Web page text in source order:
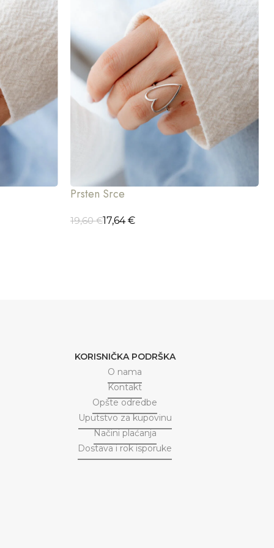
Prsten Srce
19,60€17,64€
KORISNIČKA PODRŠKA
O nama
Kontakt
Opšte odredbe
Uputstvo za kupovinu
Načini plaćanja
Dostava i rok isporuke